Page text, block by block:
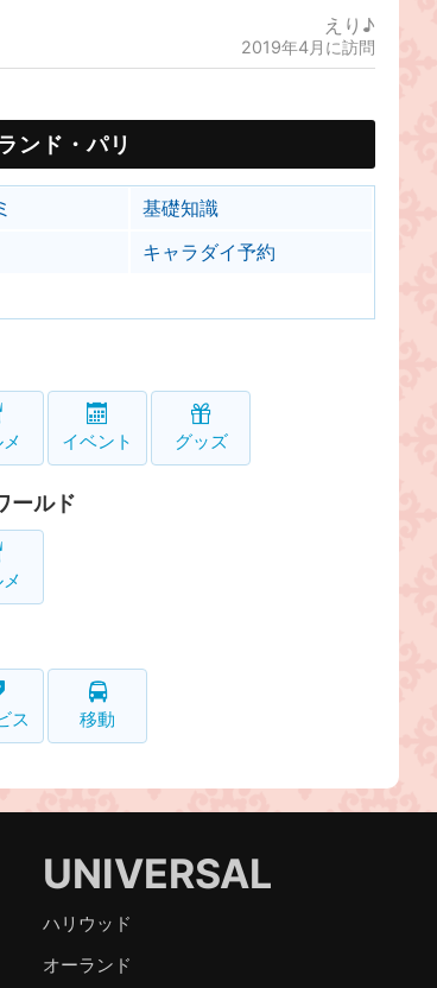
えり♪
2019年4月に訪問
ンド・パリ
基礎知識
キャラダイ予約
イベント グッズ
ールド
ス 移動
UNIVERSAL
ハリウッド
オーランド